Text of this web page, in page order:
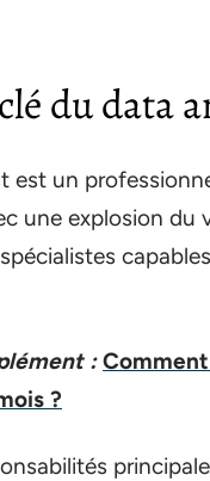
du data
est un
une explosion du
:
?